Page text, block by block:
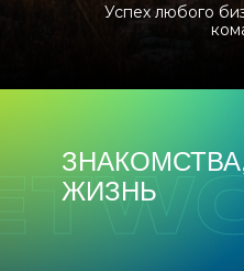
Успех любого
ЖИЗНЬ